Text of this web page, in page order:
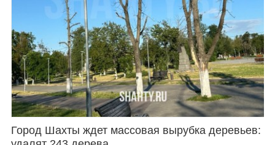
Город Шахты ждет массовая вырубка деревьев: